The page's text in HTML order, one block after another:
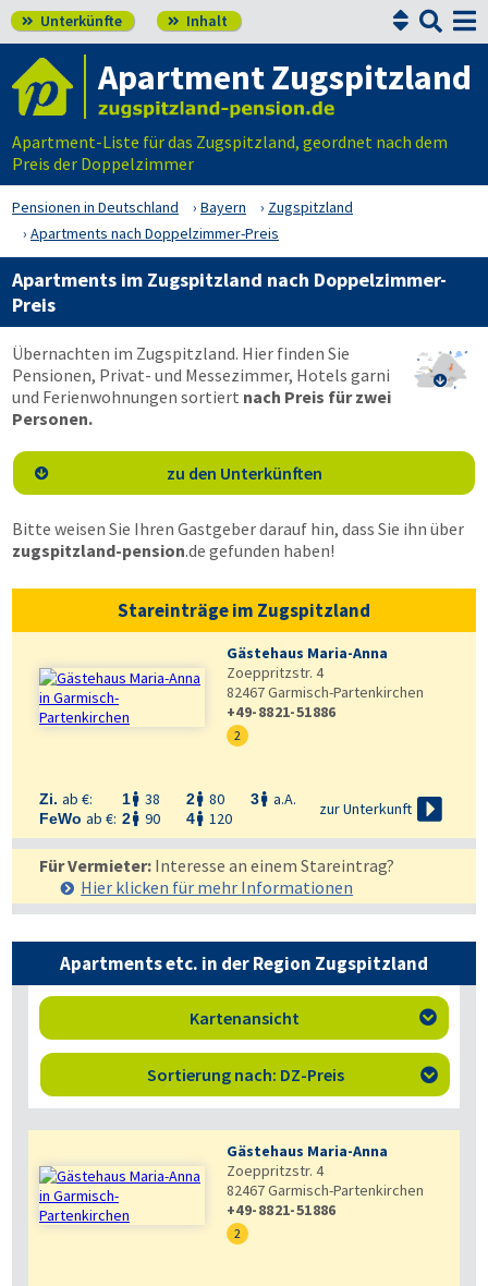
 Unterkünfte  Inhalt 

Apartment Zugspitzland
Apartment-Liste für das Zugspitzland, geordnet nach dem
Preis der Doppelzimmer
Pensionen in Deutschland Bayern
Zugspitzland
Apartments nach Doppelzimmer-Preis
Apartments im Zugspitzland nach Doppelzimmer-
Preis

Übernachten im Zugspitzland. Hier finden Sie
Pensionen, Privat- und Messezimmer, Hotels garni
und Ferienwohnungen sortiert nach Preis für zwei
Personen.
 zu den Unterkünften
Bitte weisen Sie Ihren Gastgeber darauf hin, dass Sie ihn über
zugspitzland-pension.de gefunden haben!
Stareinträge im Zugspitzland
Gästehaus Maria-Anna
Zoeppritzstr. 4
82467Garmisch-Partenkirchen
+49-8821-51886
2
Zi. ab €: 1 38 2 80 3 a.A.
FeWo ab €: 2 90 4 120
zur Unterkunft 
Für Vermieter: Interesse an einem Stareintrag?
Hier klicken für mehr Informationen
Apartments etc. in der Region Zugspitzland
Kartenansicht 
Sortierung nach: DZ-Preis 
Gästehaus Maria-Anna
Zoeppritzstr. 4
82467Garmisch-Partenkirchen
+49-8821-51886
2